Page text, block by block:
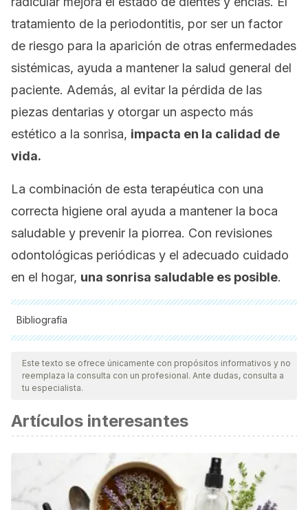
tratamiento de la periodontitis, por ser un factor
de riesgo para la aparición de otras enfermedades
sistémicas, ayuda a mantener la salud general del
paciente. Además, al evitar la pérdida de las
piezas dentarias y otorgar un aspecto más
estético a la sonrisa, impacta en la calidad de
vida.
La combinación de esta terapéutica con una
correcta higiene oral ayuda a mantener la boca
saludable y prevenir la piorrea. Con revisiones
odontológicas periódicas y el adecuado cuidado
en el hogar, una sonrisa saludable es posible.
Bibliografía
Todas las fuentes citadas fueron revisadas a profundidad por
nuestro equipo, para asegurar su calidad, confiabilidad,
vigencia y validez.La bibliografía de este artículo fue
científica.
Cantos, Valdiviezo, and Israel Steward. "Diferencias
clínicas en el tratamiento periodontal con y sin el uso de
clorhexidina. Revisión sistemática." (2021).
Rodríguez, Jhair Alexander León, Sandra Thays Vargas
Este texto se ofrece únicamente con propósitos informativos y no
reemplaza la consulta con un profesional. Ante dudas, consulta a
tu especialista.
Artículos interesantes